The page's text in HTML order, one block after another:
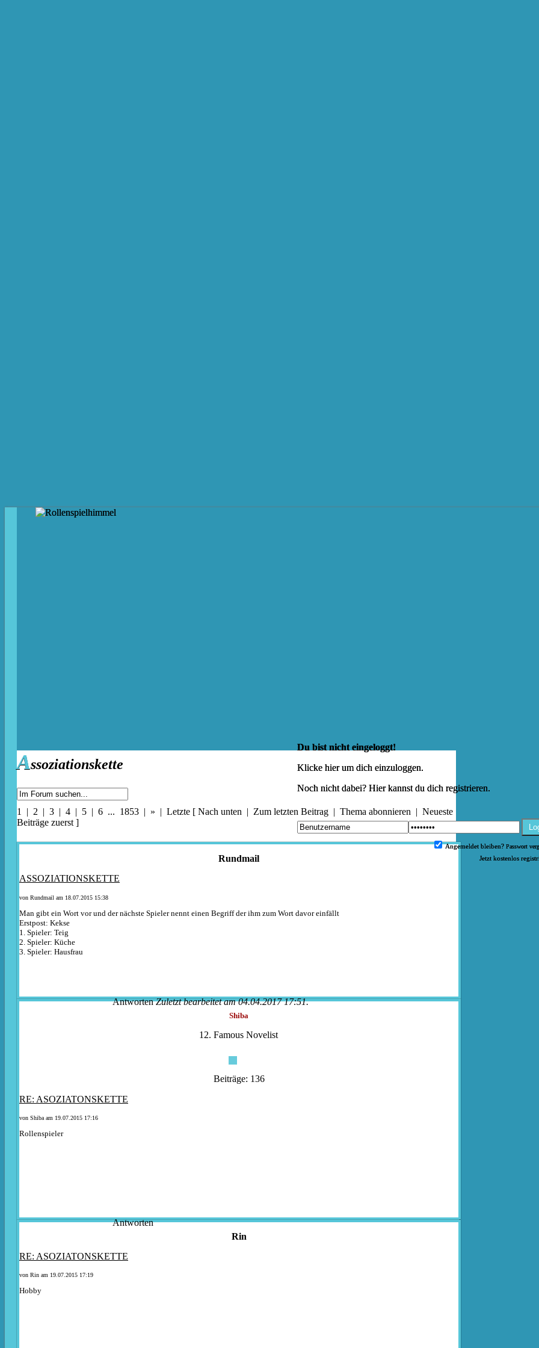
Du bist nicht eingeloggt!
Klicke hier um dich einzuloggen.
Noch nicht dabei? Hier kannst du dich registrieren.
Angemeldet bleiben? Passwort
Jetzt kostenlos
Assoziationskette
1 | 2 | 3 | 4 | 5 | 6 ... 1853 | » | Letzte [ Nach unten | Zum letzten Beitrag | Thema abonnieren | Neueste
Beiträge zuerst ]
Rundmail
ASSOZIATIONSKETTE
von Rundmail am 18.07.2015 15:38
Man gibt ein Wort vor und der nächste Spieler nennt einen Begriff der ihm zum Wort davor einfällt
Erstpost: Kekse
1. Spieler: Teig
2. Spieler: Küche
3. Spieler: Hausfrau
Antworten Zuletzt bearbeitet am 04.04.2017 17:51.
Shiba
12. Famous Novelist
Beiträge: 136
RE: ASOZIATONSKETTE
von Shiba am 19.07.2015 17:16
Rollenspieler
Antworten
Rin
RE: ASOZIATONSKETTE
von Rin am 19.07.2015 17:19
Hobby